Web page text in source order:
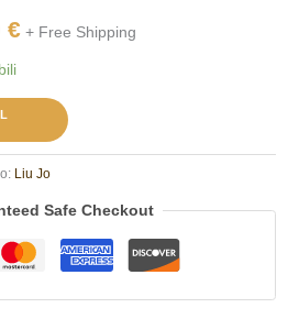
€ attuale
107,00 €.
+ Free Shipping
Liu Jo
Safe Checkout